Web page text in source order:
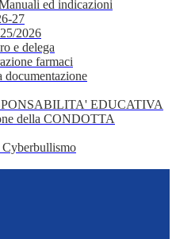
ed indicazioni
27
2026
e delega
farmaci
documentazione
EDUCATIVA
della CONDOTTA